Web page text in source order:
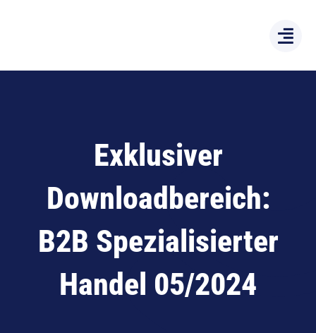
Exklusiver
Downloadbereich:
B2B Spezialisierter
Handel 05/2024